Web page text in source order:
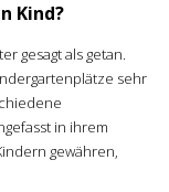
Kind?
gesagt als getan.
sehr
in ihrem
gewähren,